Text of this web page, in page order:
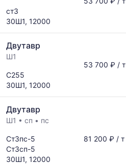
по
мере
обновления
прайс-
листов.
ст3
30Ш1, 12000
Двутавр
Ш1
С255
30Ш1, 12000
53 700 ₽ / т
Двутавр
Ш1 • сп • пс
Ст3пс-5
Ст3сп-5
30Ш1, 12000
81 200 ₽ / т